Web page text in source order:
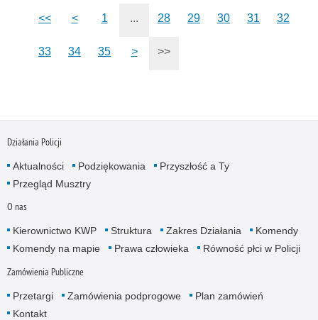
<< < 1 ... 28 29 30 31 32
33 34 35 > >>
Działania Policji
Aktualności Podziękowania
Przyszłość a Ty
Przegląd Musztry
O nas
Kierownictwo KWP Struktura Zakres Działania
Komendy
Komendy na mapie
Prawa człowieka Równość płci w Policji
Zamówienia Publiczne
Przetargi Zamówienia podprogowe
Plan zamówień
Kontakt